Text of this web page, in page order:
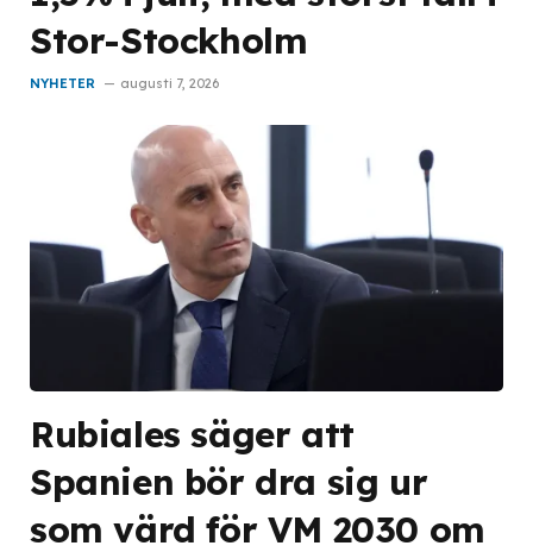
Stor-Stockholm
NYHETER augusti 7, 2026
Rubiales säger att
Spanien bör dra sig ur
som värd för VM 2030 om